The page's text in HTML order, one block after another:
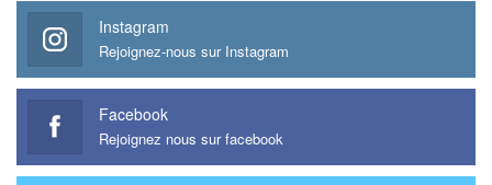
Instagram
Rejoignez-nous sur Instagram
Facebook
Rejoignez nous sur facebook